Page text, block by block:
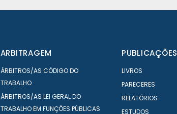
ARBITRAGEM
ÁRBITROS/AS CÓDIGO DO
TRABALHO
ÁRBITROS/AS LEI GERAL DO
TRABALHO EM FUNÇÕES PÚBLICAS
PUBLICAÇÕES
LIVROS
PARECERES
RELATÓRIOS
ESTUDOS